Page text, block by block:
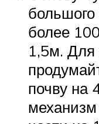
большого
более
1,5м. Для
почву на